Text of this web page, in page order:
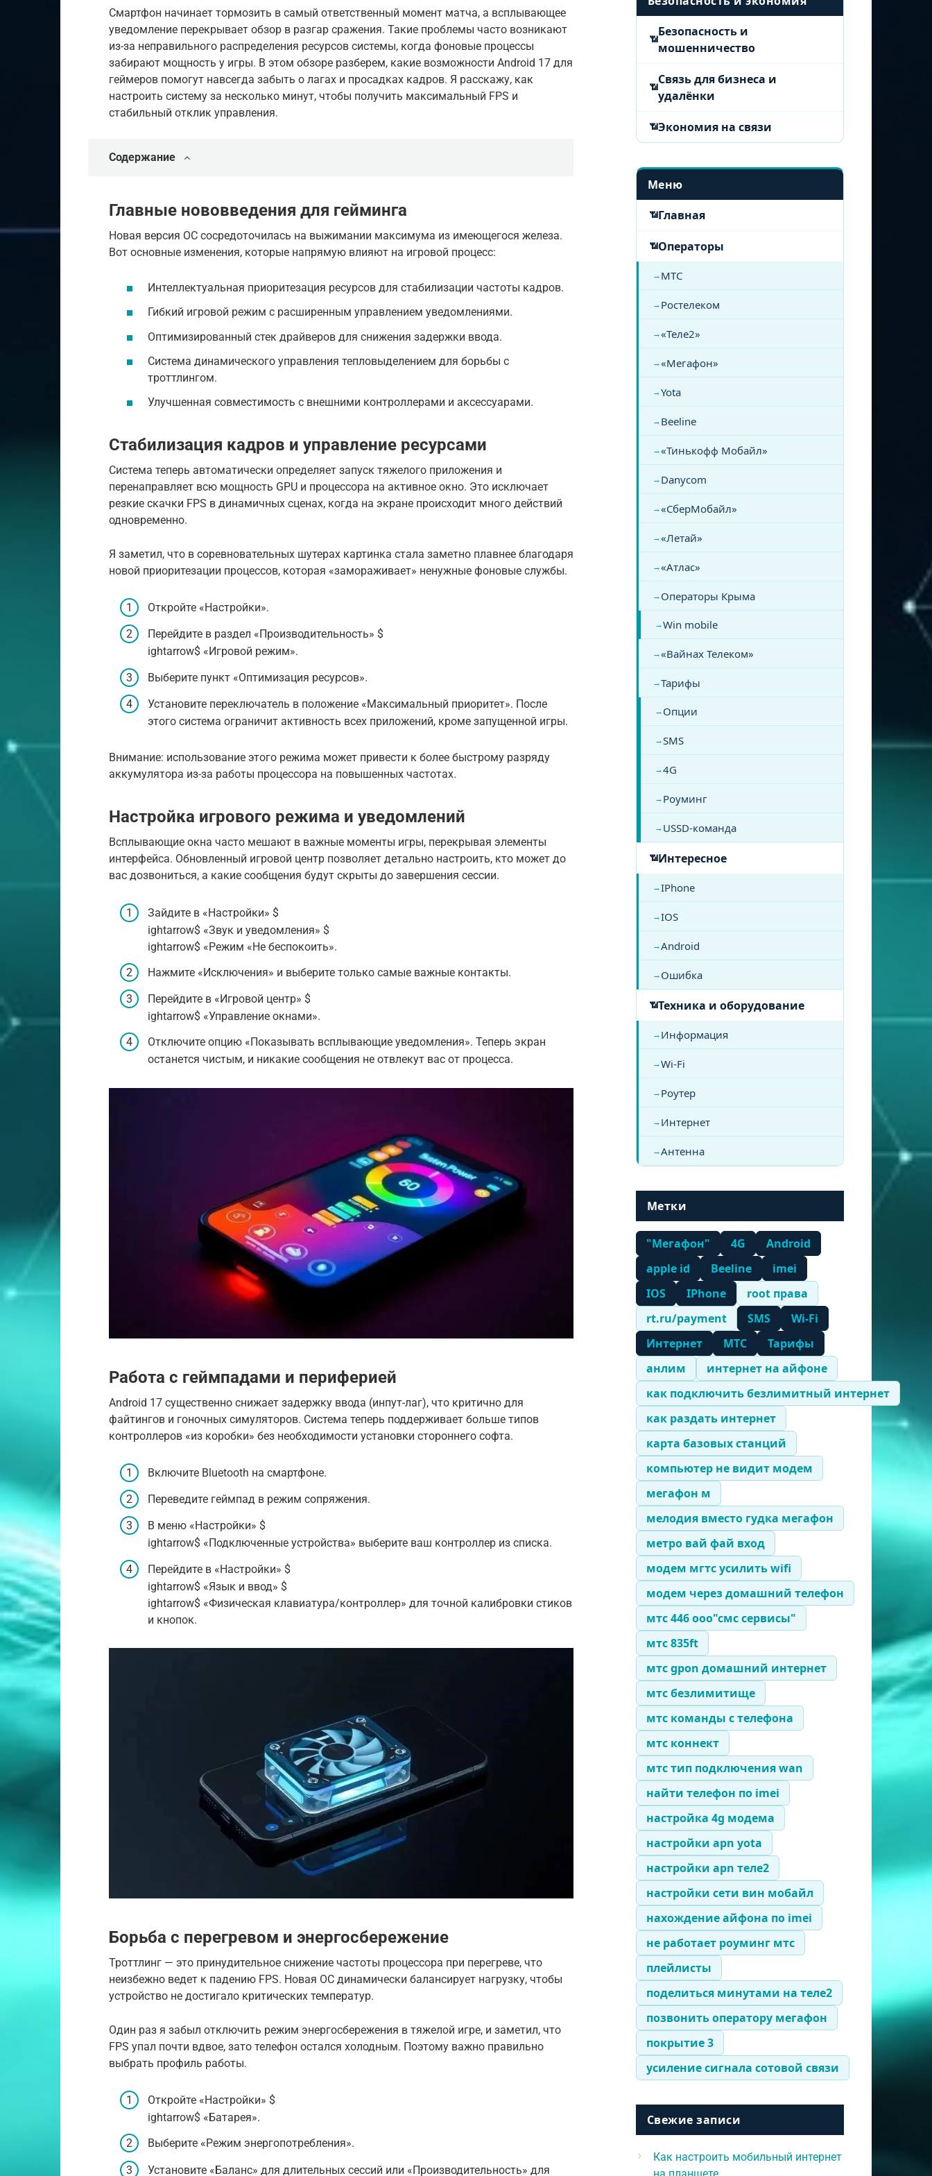
Смартфон начинает тормозить в самый ответственный момент матча, а всплывающее
уведомление перекрывает обзор в разгар сражения. Такие проблемы часто возникают
из-за неправильного распределения ресурсов системы, когда фоновые процессы
забирают мощность у игры. В этом обзоре разберем, какие возможности Android 17 для
геймеров помогут навсегда забыть о лагах и просадках кадров. Я расскажу, как
настроить систему за несколько минут, чтобы получить максимальный FPS и
стабильный отклик управления.
Содержание
Главные нововведения для гейминга
Новая версия ОС сосредоточилась на выжимании максимума из имеющегося железа.
Вот основные изменения, которые напрямую влияют на игровой процесс:
Интеллектуальная приоритезация ресурсов для стабилизации частоты кадров.
Гибкий игровой режим с расширенным управлением уведомлениями.
Оптимизированный стек драйверов для снижения задержки ввода.
Система динамического управления тепловыделением для борьбы с
троттлингом.
Улучшенная совместимость с внешними контроллерами и аксессуарами.
Стабилизация кадров и управление ресурсами
Система теперь автоматически определяет запуск тяжелого приложения и
перенаправляет всю мощность GPU и процессора на активное окно. Это исключает
резкие скачки FPS в динамичных сценах, когда на экране происходит много действий
одновременно.
Я заметил, что в соревновательных шутерах картинка стала заметно плавнее благодаря
новой приоритезации процессов, которая «замораживает» ненужные фоновые службы.
Откройте «Настройки».
Перейдите в раздел «Производительность» $
ightarrow$ «Игровой режим».
Выберите пункт «Оптимизация ресурсов».
Установите переключатель в положение «Максимальный приоритет». После
этого система ограничит активность всех приложений, кроме запущенной игры.
Внимание: использование этого режима может привести к более быстрому разряду
аккумулятора из-за работы процессора на повышенных частотах.
Настройка игрового режима и уведомлений
Всплывающие окна часто мешают в важные моменты игры, перекрывая элементы
интерфейса. Обновленный игровой центр позволяет детально настроить, кто может до
вас дозвониться, а какие сообщения будут скрыты до завершения сессии.
Зайдите в «Настройки» $
ightarrow$ «Звук и уведомления» $
ightarrow$ «Режим «Не беспокоить».
Нажмите «Исключения» и выберите только самые важные контакты.
Перейдите в «Игровой центр» $
ightarrow$ «Управление окнами».
Отключите опцию «Показывать всплывающие уведомления». Теперь экран
останется чистым, и никакие сообщения не отвлекут вас от процесса.
Работа с геймпадами и периферией
Android 17 существенно снижает задержку ввода (инпут-лаг), что критично для
файтингов и гоночных симуляторов. Система теперь поддерживает больше типов
контроллеров «из коробки» без необходимости установки стороннего софта.
Включите Bluetooth на смартфоне.
Переведите геймпад в режим сопряжения.
В меню «Настройки» $
ightarrow$ «Подключенные устройства» выберите ваш контроллер из списка.
Перейдите в «Настройки» $
ightarrow$ «Язык и ввод» $
ightarrow$ «Физическая клавиатура/контроллер» для точной калибровки стиков
и кнопок.
Борьба с перегревом и энергосбережение
Троттлинг — это принудительное снижение частоты процессора при перегреве, что
неизбежно ведет к падению FPS. Новая ОС динамически балансирует нагрузку, чтобы
устройство не достигало критических температур.
Один раз я забыл отключить режим энергосбережения в тяжелой игре, и заметил, что
FPS упал почти вдвое, зато телефон остался холодным. Поэтому важно правильно
выбрать профиль работы.
Откройте «Настройки» $
ightarrow$ «Батарея».
Выберите «Режим энергопотребления».
Установите «Баланс» для длительных сессий или «Производительность» для
Безопасность и
мошенничество
Связь для бизнеса и
удалёнки
Экономия на связи
Меню
Главная
Операторы
МТС
Ростелеком
«Теле2»
«Мегафон»
Yota
Beeline
«Тинькофф Мобайл»
Danycom
«СберМобайл»
«Летай»
«Атлас»
Операторы Крыма
Win mobile
«Вайнах Телеком»
Тарифы
Опции
SMS
4G
Роуминг
USSD-команда
Интересное
IPhone
IOS
Android
Ошибка
Техника и оборудование
Информация
Wi-Fi
Роутер
Интернет
Антенна
Метки
"Мегафон" 4G
Android
apple id
Beeline
imei
IOS
IPhone
root права
rt.ru/payment
SMS
Wi-Fi
Интернет
МТС
Тарифы
анлим
интернет на айфоне
как подключить безлимитный интернет
как раздать интернет
карта базовых станций
компьютер не видит модем
мегафон м
мелодия вместо гудка мегафон
метро вай фай вход
модем мгтс усилить wifi
модем через домашний телефон
мтс 446 ооо"смс сервисы"
мтс 835ft
мтс gpon домашний интернет
мтс безлимитище
мтс команды с телефона
мтс коннект
мтс тип подключения wan
найти телефон по imei
настройка 4g модема
настройки apn yota
настройки apn теле2
настройки сети вин мобайл
нахождение айфона по imei
не работает роуминг мтс
плейлисты
поделиться минутами на теле2
позвонить оператору мегафон
покрытие 3
усиление сигнала сотовой связи
Свежие записи
Как настроить мобильный интернет